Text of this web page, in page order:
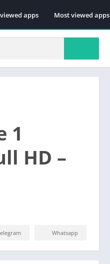
apps Most viewed apps
1
HD –
Whatsapp